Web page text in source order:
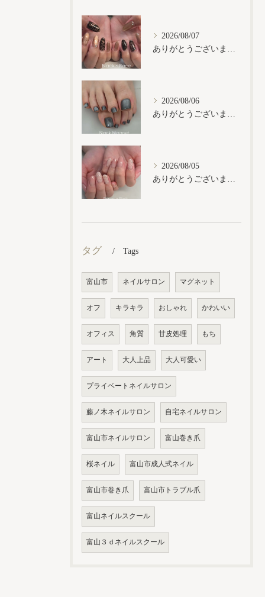
2026/08/07
2026/08/06
2026/08/05
タグ Tags
富山市 ネイルサロン マグネット
オフ キラキラ おしゃれ かわいい
オフィス 角質 甘皮処理 もち
アート 大人上品 大人可愛い
プライベートネイルサロン
藤ノ木ネイルサロン 自宅ネイルサロン
富山市ネイルサロン 富山巻き爪
桜ネイル 富山市成人式ネイル
富山市巻き爪 富山市トラブル爪
富山ネイルスクール
富山３ｄネイルスクール